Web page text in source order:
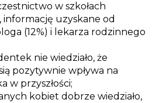
w szkołach
informację uzyskane od
(12%) i lekarza rodzinnego
nie wiedziało, że
pozytywnie wpływa na
w przyszłości;
kobiet dobrze wiedziało,